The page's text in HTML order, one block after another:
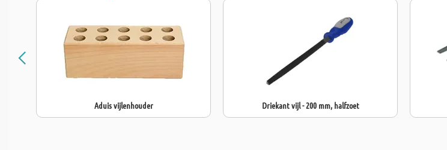
Aduis vijlenhouder Driekant vijl - 200 mm, halfzoet